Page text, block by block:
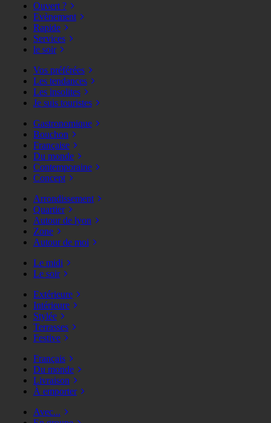
Ouvert ?
Evènement
Rapide
Services
le soir
Vos préférées
Les tendances
Les insolites
Je suis touristes
Gastronomique
Bouchon
Française
Du monde
Contemporaine
Concept
Arrondissement
Quartier
Autour de lyon
Zone
Autour de moi
Le midi
Le soir
Extérieure
Intérieure
Stylée
Terrasses
Festive
Français
Du monde
Livraison
À emporter
Avec...